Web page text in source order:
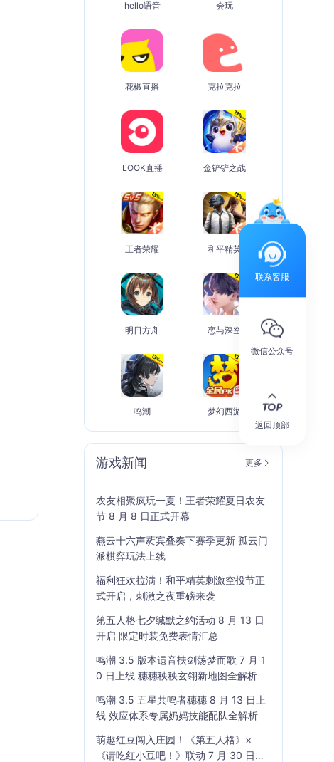
hello语音 会玩
花椒直播 克拉克拉
LOOK直播 金铲铲之战
王者荣耀 和平精英
明日方舟 恋与深空
鸣潮 梦幻西游
游戏新闻 更多
农友相聚疯玩一夏！王者荣耀夏日农友
节 8 月 8 日正式开幕
燕云十六声蕤宾叠奏下赛季更新 孤云门
派棋弈玩法上线
福利狂欢拉满！和平精英刺激空投节正
式开启，刺激之夜重磅来袭
第五人格七夕缄默之约活动 8 月 13 日
开启 限定时装免费表情汇总
鸣潮 3.5 版本遗音扶剑荡梦而歌 7 月 1
0 日上线 穗穗秧秧玄翎新地图全解析
鸣潮 3.5 五星共鸣者穗穗 8 月 13 日上
线 效应体系专属奶妈技能配队全解析
萌趣红豆闯入庄园！《第五人格》×
《请吃红小豆吧！》联动 7 月 30 日开
联系客服
微信公众号
返回顶部